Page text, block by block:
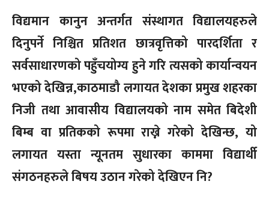
विद्यमान कानुन अन्तर्गत संस्थागत विद्यालयहरुले
दिनुपर्ने निश्चित प्रतिशत छात्रवृत्तिको पारदर्शिता र
सर्वसाधारणको पहुँचयोग्य हुने गरि त्यसको कार्यान्वयन
भएको देखिन्न,काठमाडौ लगायत देशका प्रमुख शहरका
निजी तथा आवासीय विद्यालयको नाम समेत बिदेशी
बिम्ब वा प्रतिकको रूपमा राख्ने गरेको देखिन्छ, यो
लगायत यस्ता न्यूनतम सुधारका काममा विद्यार्थी
संगठनहरुले बिषय उठान गरेको देखिएन नि?